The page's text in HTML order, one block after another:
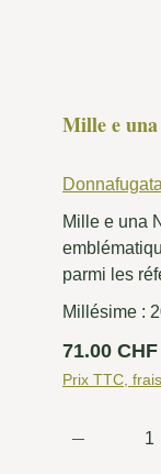
Mille e
Donnafugata
Mille e una
parmi les
sicilienne.
résultat est
garde qui
des baies
Millésime :
Prix régulier
71.00 CHF
Prix TTC,